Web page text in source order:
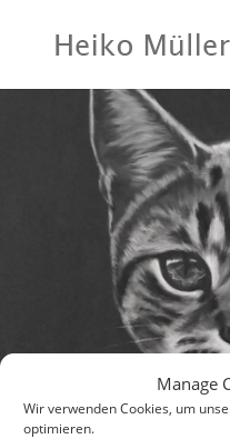
Manage
Wir verwenden Cookies, um
optimieren.